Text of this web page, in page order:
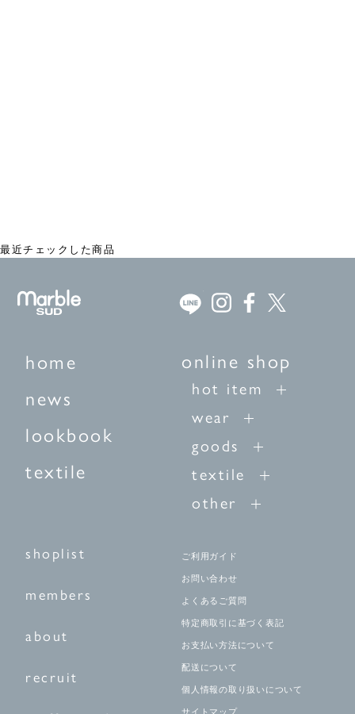
最近チェックした商品
home
news
lookbook
textile
online shop
hot item
wear
goods
textile
other
shoplist
members
about
recruit
ご利用ガイド
お問い合わせ
よくあるご質問
特定商取引に基づく表記
お支払い方法について
配送について
個人情報の取り扱いについて
サイトマップ